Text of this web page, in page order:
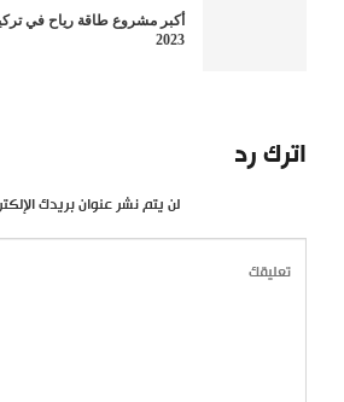
أكبر مشروع طاقة رياح في
2023
اترك رد
لن يتم نشر عنوان بريدك